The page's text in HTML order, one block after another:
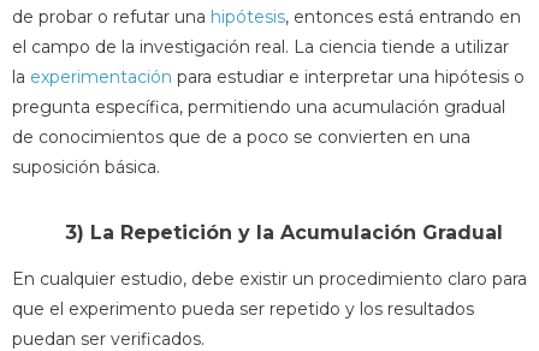
de probar o refutar una hipótesis, entonces está entrando en
el campo de la investigación real. La ciencia tiende a utilizar
la experimentación para estudiar e interpretar una hipótesis o
pregunta específica, permitiendo una acumulación gradual
de conocimientos que de a poco se convierten en una
suposición básica.
3) La Repetición y la Acumulación Gradual
En cualquier estudio, debe existir un procedimiento claro para
que el experimento pueda ser repetido y los resultados
puedan ser verificados.